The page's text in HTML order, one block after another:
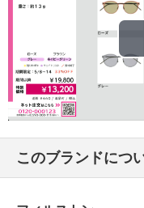
メガネ：約１３ｇ
【メンテナンス（お
【使用上の注意】
※詳細は同梱書類参照
【その他】
【同梱書類】
【原産国（地）】
このブランドにつ